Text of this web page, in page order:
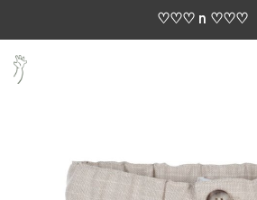
♡♡♡ n ♡♡♡